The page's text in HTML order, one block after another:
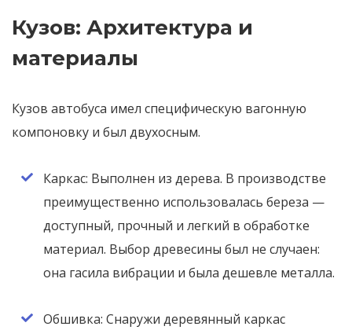
Кузов: Архитектура и
материалы
Кузов автобуса имел специфическую вагонную
компоновку и был двухосным.
Каркас: Выполнен из дерева. В производстве
преимущественно использовалась береза —
доступный, прочный и легкий в обработке
материал. Выбор древесины был не случаен:
она гасила вибрации и была дешевле металла.
Обшивка: Снаружи деревянный каркас